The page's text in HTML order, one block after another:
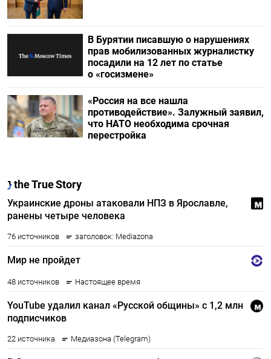
В Бурятии писавшую о нарушениях
прав мобилизованных журналистку
посадили на 12 лет по статье
о «госизмене»
«Россия на все нашла
противодействие». Залужный заявил,
что НАТО необходима срочная
перестройка